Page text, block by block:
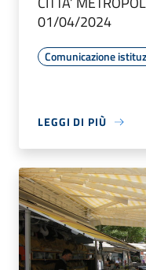
01/04/2024
Comunicazione
LEGGI DI PIÙ